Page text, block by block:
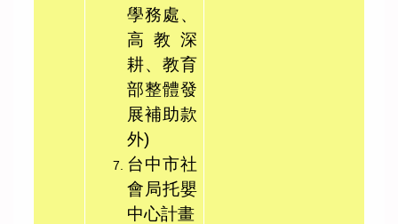
學務處、
高教深
耕、教育
部整體發
展補助款
外)
台中市社
會局托嬰
中心計畫